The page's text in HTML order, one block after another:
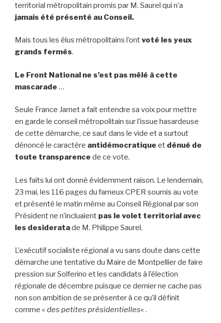
territorial métropolitain promis par M. Saurel qui n’a
jamais été présenté au Conseil.
Mais tous les élus métropolitains l’ontvoté les yeux
grands fermés.
Le Front National ne s’est pas mêlé à cette
mascarade …
Seule France Jamet a fait entendre sa voix pour mettre
en garde le conseil métropolitain sur l’issue hasardeuse
de cette démarche, ce saut dans le vide et a surtout
dénoncé le caractère antidémocratique et dénué de
toute transparence de ce vote.
Les faits lui ont donné évidemment raison. Le lendemain,
23 mai, les 116 pages du fameux CPER soumis au vote
et présenté le matin même au Conseil Régional par son
Président ne n’incluaient pas le volet territorial avec
les desideratade M. Philippe Saurel.
L’exécutif socialiste régional a vu sans doute dans cette
démarche une tentative du Maire de Montpellier de faire
pression sur Solferino et les candidats à l’élection
régionale de décembre puisque ce dernier ne cache pas
non son ambition de se présenter à ce qu’il définit
comme « des petites présidentielles« .